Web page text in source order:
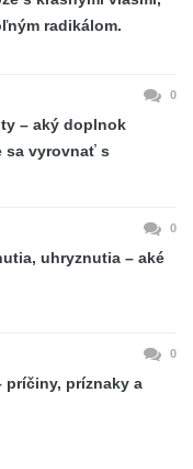
radikálom.
0
– aký doplnok
sa vyrovnať s
0
uhryznutia – aké
0
príčiny, príznaky a